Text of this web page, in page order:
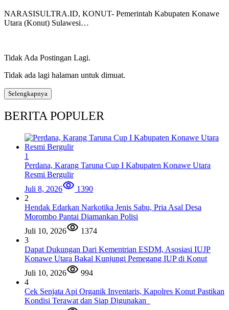
NARASISULTRA.ID, KONUT- Pemerintah Kabupaten Konawe
Utara (Konut) Sulawesi…
Tidak Ada Postingan Lagi.
Tidak ada lagi halaman untuk dimuat.
Selengkapnya
BERITA POPULER
1
Perdana, Karang Taruna Cup I Kabupaten Konawe Utara
Resmi Bergulir
Juli 8, 2026
1390
2
Hendak Edarkan Narkotika Jenis Sabu, Pria Asal Desa
Morombo Pantai Diamankan Polisi
Juli 10, 2026
1374
3
Dapat Dukungan Dari Kementrian ESDM, Asosiasi IUJP
Konawe Utara Bakal Kunjungi Pemegang IUP di Konut
Juli 10, 2026
994
4
Cek Senjata Api Organik Inventaris, Kapolres Konut Pastikan
Kondisi Terawat dan Siap Digunakan